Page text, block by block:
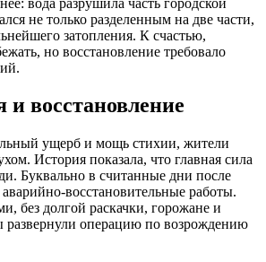
не только разделенным на две части,
затопления. К счастью,
но восстановление требовало
восстановление
ущерб и мощь стихии, жители
История показала, что главная сила
Буквально в считанные дни после
восстановительные работы.
без долгой раскачки, горожане и
развернули операцию по возрождению